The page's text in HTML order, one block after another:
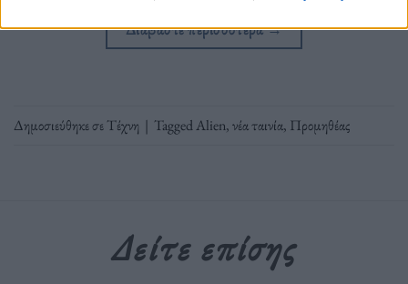
Διαβάστε περισσότερα→
Δημοσιεύθηκε σεΤέχνη | TaggedAlien,νέα ταινία, Προμηθέας
Δείτε επίσης